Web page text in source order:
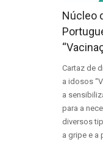
Núcleo
Cartaz de
a idosos
a
para a
diversos
a gripe e a